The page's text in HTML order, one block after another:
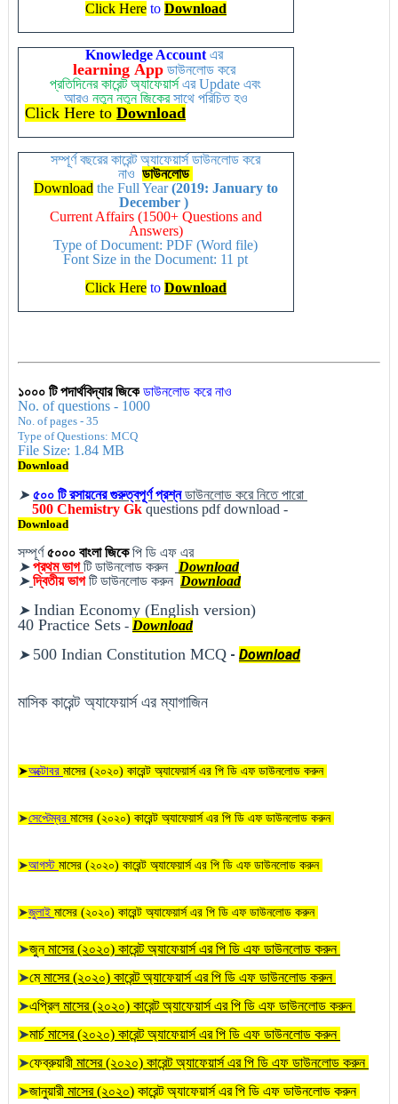
Click Hereto Download
Knowledge Account এর
learning App ডাউনলোড করে
প্রতিদিনের কারেন্ট অ্যাফেয়ার্সএরUpdateএবং
আরও নতুননতুনজিকেরসাথে পরিচিত হও
Click Here toDownload
সম্পূর্ণ বছরের কারেন্ট অ্যাফেয়ার্স ডাউনলোড করে
নাও ডাউনলোড
Download the Full Year(2019: January to
December )
Current Affairs (1500+ Questions and
Answers)
Type of Document: PDF (Word file)
Font Size in the Document: 11 pt
Click Hereto Download
১০০০ টি পদার্থবিদ্যার জিকে ডাউনলোড করে নাও
No. of questions - 1000
No. of pages - 35
Type of Questions: MCQ
File Size: 1.84 MB
Download
➤ ৫০০ টি রসায়নের গুরুত্বপূর্ণ প্রশ্ন ডাউনলোড করে নিতে পারো
500 Chemistry Gkquestions pdf download -
Download
সম্পূর্ণ৫০০০ বাংলা জিকেপি ডি এফ এর
➤প্রথম ভাগ টি ডাউনলোড করুন
Download
➤ দ্বিতীয় ভাগ টি ডাউনলোড করুন Download
➤ Indian Economy (English version)
40 Practice Sets - Download
➤ 500 Indian Constitution MCQ - Download
মাসিক কারেন্ট অ্যাফেয়ার্স এর ম্যাগাজিন
➤অক্টোবর মাসের (২০২০) কারেন্ট অ্যাফেয়ার্স এর পি ডি এফ ডাউনলোড করুন
➤সেপ্টেম্বর মাসের (২০২০) কারেন্ট অ্যাফেয়ার্স এর পি ডি এফ ডাউনলোড করুন
➤আগস্ট মাসের (২০২০) কারেন্ট অ্যাফেয়ার্স এর পি ডি এফ ডাউনলোড করুন
➤জুলাই মাসের (২০২০) কারেন্ট অ্যাফেয়ার্স এর পি ডি এফ ডাউনলোড করুন
➤জুনমাসের (২০২০) কারেন্ট অ্যাফেয়ার্স এর পি ডি এফ ডাউনলোড করুন
➤মেমাসের (২০২০) কারেন্ট অ্যাফেয়ার্স এর পি ডি এফ ডাউনলোড করুন
➤এপ্রিলমাসের (২০২০) কারেন্ট অ্যাফেয়ার্স এর পি ডি এফ ডাউনলোড করুন
➤মার্চমাসের (২০২০) কারেন্ট অ্যাফেয়ার্স এর পি ডি এফ ডাউনলোড করুন
➤ফেব্রুয়ারীমাসের (২০২০) কারেন্ট অ্যাফেয়ার্স এর পি ডি এফ ডাউনলোড করুন
➤জানুয়ারীমাসের (২০২০) কারেন্ট অ্যাফেয়ার্স এর পি ডি এফ ডাউনলোড করুন